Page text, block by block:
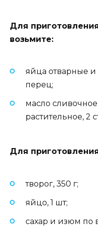
Для
возьмите:
яйца отварные и
перец;
масло
растительное, 2
Для
творог, 350 г;
яйцо, 1 шт;
сахар и изюм по